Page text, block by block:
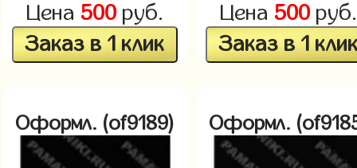
Цена 500руб.
Заказ в 1 клик
Цена 500руб.
Заказ в 1
Оформл. (of9189) Оформл.